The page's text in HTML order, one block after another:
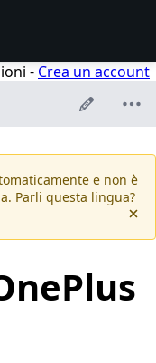
- Crea un account
e non è
Parli questa lingua?